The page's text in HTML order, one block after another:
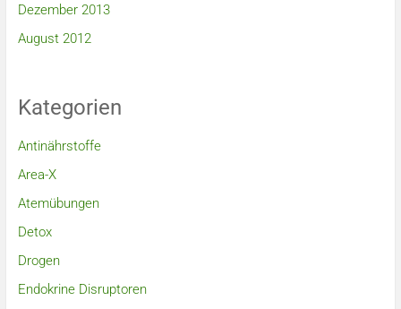
Dezember 2013
August 2012
Kategorien
Antinährstoffe
Area-X
Atemübungen
Detox
Drogen
Endokrine Disruptoren